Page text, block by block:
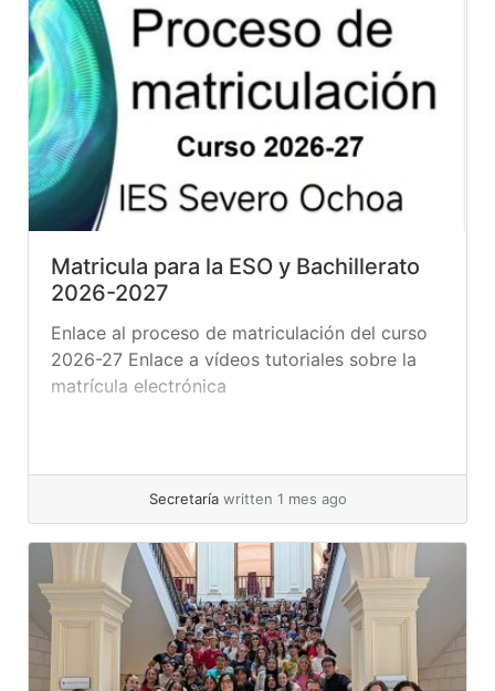
Matricula para la ESO y Bachillerato
2026-2027
Enlace al proceso de matriculación del curso
2026-27 Enlace a vídeos tutoriales sobre la
matrícula electrónica
Secretaría written 1 mes ago